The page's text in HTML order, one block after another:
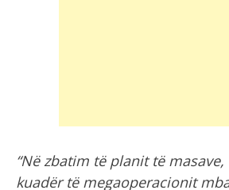
“Në zbatim të planit të
kuadër të megaoperacionit